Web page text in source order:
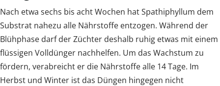
Nach etwa sechs bis acht Wochen hat Spathiphyllum dem
Substrat nahezu alle Nährstoffe entzogen. Während der
Blühphase darf der Züchter deshalb ruhig etwas mit einem
flüssigen Volldünger nachhelfen. Um das Wachstum zu
fördern, verabreicht er die Nährstoffe alle 14 Tage. Im
Herbst und Winter ist das Düngen hingegen nicht